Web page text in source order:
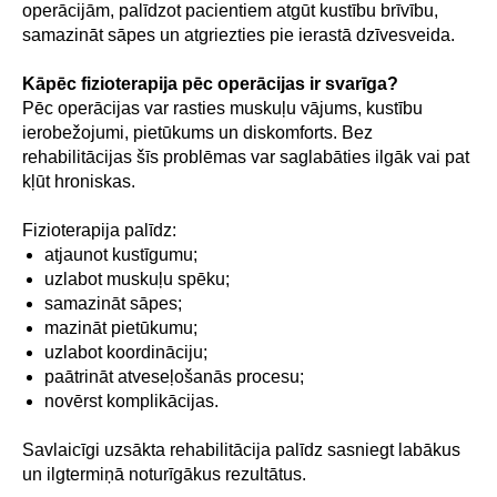
operācijām, palīdzot pacientiem atgūt kustību brīvību,
samazināt sāpes un atgriezties pie ierastā dzīvesveida.
Kāpēc fizioterapija pēc operācijas ir svarīga?
Pēc operācijas var rasties muskuļu vājums, kustību
ierobežojumi, pietūkums un diskomforts. Bez
rehabilitācijas šīs problēmas var saglabāties ilgāk vai pat
kļūt hroniskas.
Fizioterapija palīdz:
atjaunot kustīgumu;
uzlabot muskuļu spēku;
samazināt sāpes;
mazināt pietūkumu;
uzlabot koordināciju;
paātrināt atveseļošanās procesu;
novērst komplikācijas.
Savlaicīgi uzsākta rehabilitācija palīdz sasniegt labākus
un ilgtermiņā noturīgākus rezultātus.